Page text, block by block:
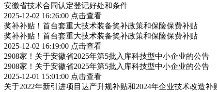
安徽省技术合同认定登记好处和条件
2025-12-02 16:26:00 点击查看
奖补补贴！首台套重大技术装备奖补政策和保险保费补贴
奖补补贴！首台套重大技术装备奖补政策和保险保费补贴
2025-12-02 16:19:00 点击查看
2908家！关于安徽省2025年第5批入库科技型中小企业的公告
2908家！关于安徽省2025年第5批入库科技型中小企业的公告
2025-12-01 15:01:00 点击查看
关于2022年新引进项目达产升规补贴和2024年企业技术改造